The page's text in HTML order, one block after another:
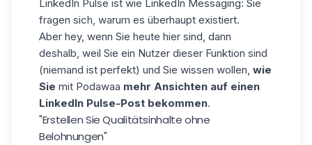
LinkedIn Pulse ist wie LinkedIn Messaging: Sie
fragen sich, warum es überhaupt existiert.
Aber hey, wenn Sie heute hier sind, dann
deshalb, weil Sie ein Nutzer dieser Funktion sind
(niemand ist perfekt) und Sie wissen wollen, wie
Sie mit Podawaa mehr Ansichten auf einen
LinkedIn Pulse-Post bekommen.
"Erstellen Sie Qualitätsinhalte ohne
Belohnungen"